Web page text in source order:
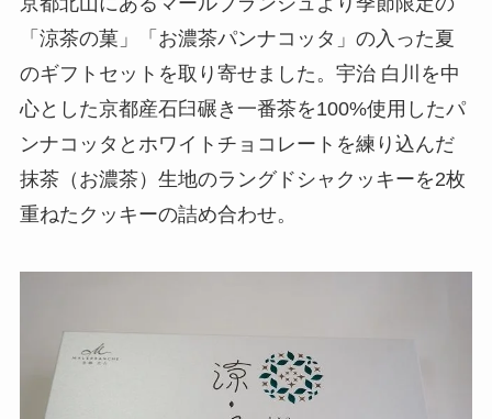
「涼茶の菓」「お濃茶パンナコッタ」の入った夏
のギフトセットを取り寄せました。宇治 白川を中
心とした京都産石臼碾き一番茶を100%使用したパ
ンナコッタとホワイトチョコレートを練り込んだ
抹茶（お濃茶）生地のラングドシャクッキーを2枚
重ねたクッキーの詰め合わせ。